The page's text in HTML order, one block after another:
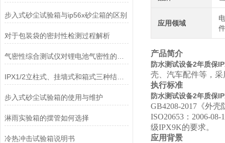
步入式砂尘试验箱与ip56x砂尘箱的区别
对于包装袋的密封性检测过程解析
IPX1/2立柱式、挂墙式和箱式三种结构有何区别
步入式砂尘试验箱的使用与维护
淋雨实验箱的摆管如何选择
冷热冲击试验箱说明书
应用领域
产品简介
防水测试设备2年质保
壳、汽车配件等，
执行标准
防水测试设备2年质保
GB4208-2017 《外
ISO20653：2006-
级IPX9K的要求。
应用背景